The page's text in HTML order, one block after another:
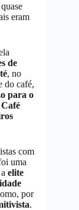
eram
de
, no
do café,
para o
com
uma
elite
por
.